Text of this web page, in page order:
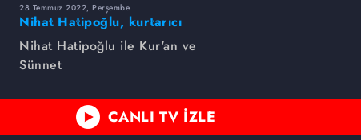
28 Temmuz 2022, Perşembe
Nihat Hatipoğlu, kurtarıcı
amelleri anlatıyor...
Nihat Hatipoğlu ile Kur'an ve
Sünnet
CANLI TV İZLE